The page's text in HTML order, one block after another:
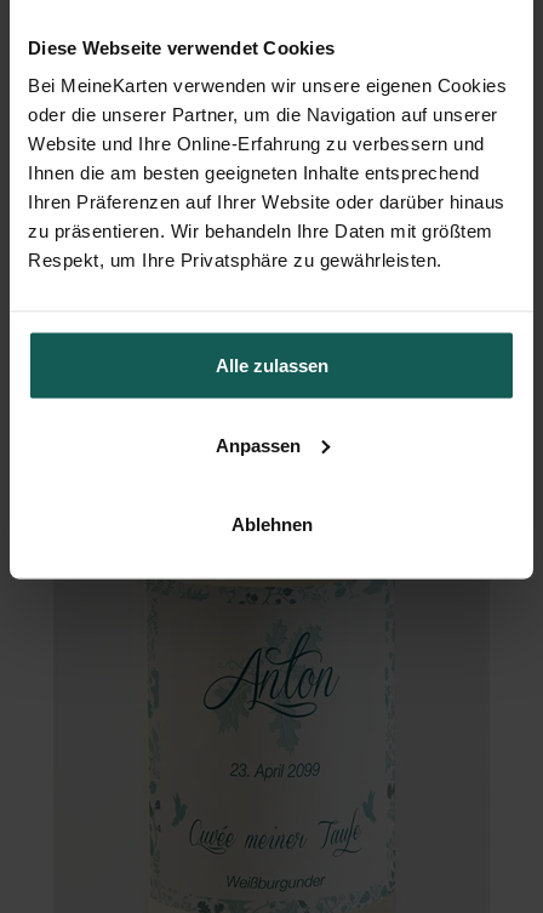
Diese Webseite verwendet Cookies
Bei MeineKarten verwenden wir unsere eigenen Cookies
oder die unserer Partner, um die Navigation auf unserer
Website und Ihre Online-Erfahrung zu verbessern und
Ihnen die am besten geeigneten Inhalte entsprechend
Ihren Präferenzen auf Ihrer Website oder darüber hinaus
zu präsentieren. Wir behandeln Ihre Daten mit größtem
Respekt, um Ihre Privatsphäre zu gewährleisten.
Alle zulassen
Anpassen
Ablehnen
Menükarte Taufe